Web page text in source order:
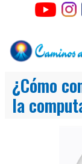
¿Cómo
la